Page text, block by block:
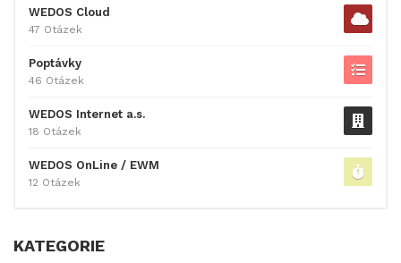
WEDOS Cloud
47 Otázek
Poptávky
46 Otázek
WEDOS Internet a.s.
18 Otázek
WEDOS OnLine / EWM
12 Otázek
KATEGORIE